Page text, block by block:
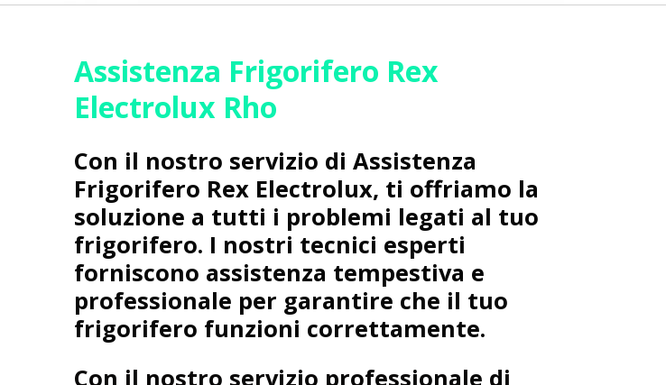
Assistenza Frigorifero Rex
Electrolux Rho
Con il nostro servizio di Assistenza
Frigorifero Rex Electrolux, ti offriamo la
soluzione a tutti i problemi legati al tuo
frigorifero. I nostri tecnici esperti
forniscono assistenza tempestiva e
professionale per garantire che il tuo
frigorifero funzioni correttamente.
Con il nostro servizio professionale di